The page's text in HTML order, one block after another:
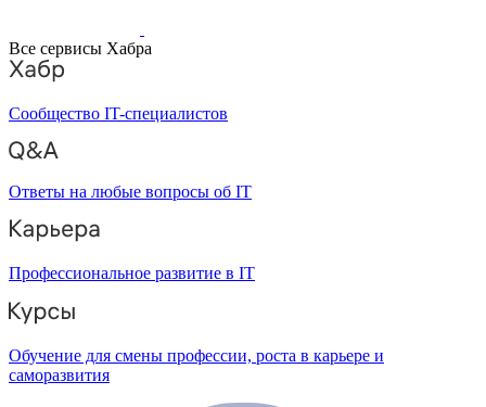
Все сервисы Хабра
Сообщество IT-специалистов
Ответы на любые вопросы об IT
Профессиональное развитие в IT
Обучение для смены профессии, роста в карьере и
саморазвития